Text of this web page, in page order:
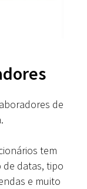
de
tem
datas, tipo
e muito